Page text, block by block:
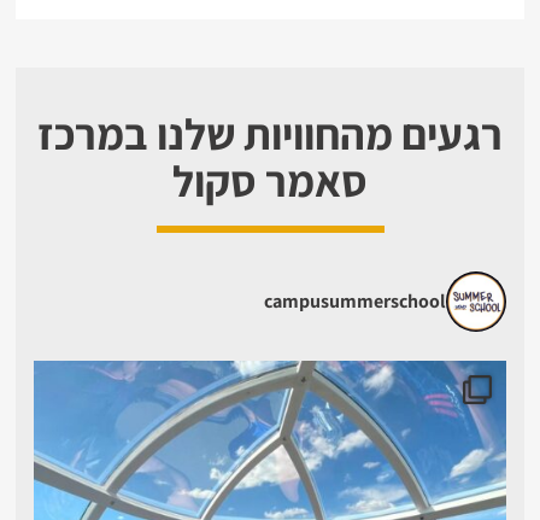
רגעים מהחוויות שלנו במרכז
סאמר סקול
campusummerschool